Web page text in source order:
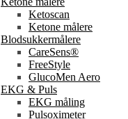
Ketoscan
Ketone målere
Blodsukkermålere
CareSens®
FreeStyle
GlucoMen Aero
EKG & Puls
EKG måling
Pulsoximeter